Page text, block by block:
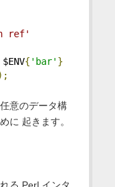
ref'
{ 'bar' }
意のデータ構
に 起きます。